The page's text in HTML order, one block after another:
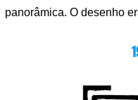
panorâmica. O desenho